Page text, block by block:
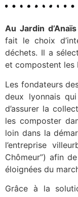
Au Jardin d’Anaïs
fait le choix
déchets. Il a
et compostent les
Les fondateurs
deux lyonnais
d’assurer la
les composter
loin dans la
l’entreprise
Chômeur”) afin
éloignées du
Grâce à la